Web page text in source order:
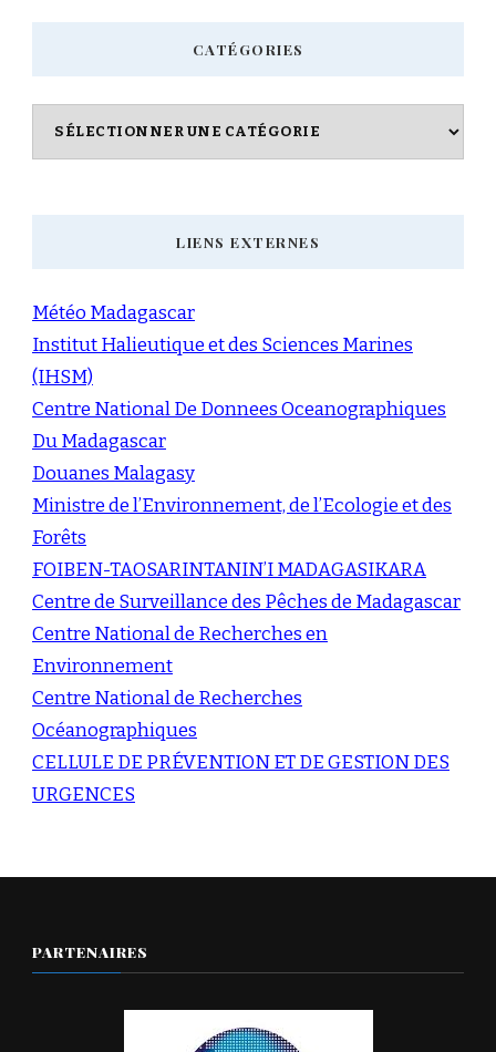
CATÉGORIES
Catégories
LIENS EXTERNES
Météo Madagascar
Institut Halieutique et des Sciences Marines
(IHSM)
Centre National De Donnees Oceanographiques
Du Madagascar
Douanes Malagasy
Ministre de l’Environnement, de l’Ecologie et des
Forêts
FOIBEN-TAOSARINTANIN’I MADAGASIKARA
Centre de Surveillance des Pêches de Madagascar
Centre National de Recherches en
Environnement
Centre National de Recherches
Océanographiques
CELLULE DE PRÉVENTION ET DE GESTION DES
URGENCES
PARTENAIRES